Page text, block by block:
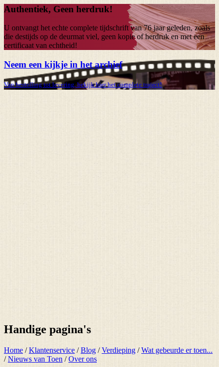
Authentiek, Geen herdruk!
U ontvangt het echte complete tijdschrift van76 jaargeleden, zoals
die destijds op de deurmat viel, geen kopie of herdruk en met een
certificaat van echtheid!
Neem een kijkje in het archief
Van bestelling tot levering, bekijk hier het complete traject!
Handige pagina's
Home /Klantenservice /Blog /Verdieping /Wat gebeurde er toen...
/Nieuws van Toen /Over ons